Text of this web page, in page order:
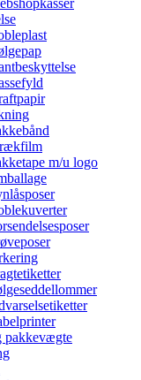
m/u logo
pakkevægte